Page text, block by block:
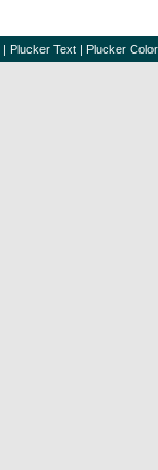
| Plucker Text | Plucker Color